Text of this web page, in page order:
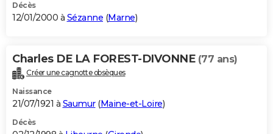
Décès
12/01/2000 à Sézanne (Marne)
Charles DE LA FOREST-DIVONNE (77 ans)
Créer une cagnotte obsèques
Naissance
21/07/1921 à Saumur(Maine-et-Loire)
Décès